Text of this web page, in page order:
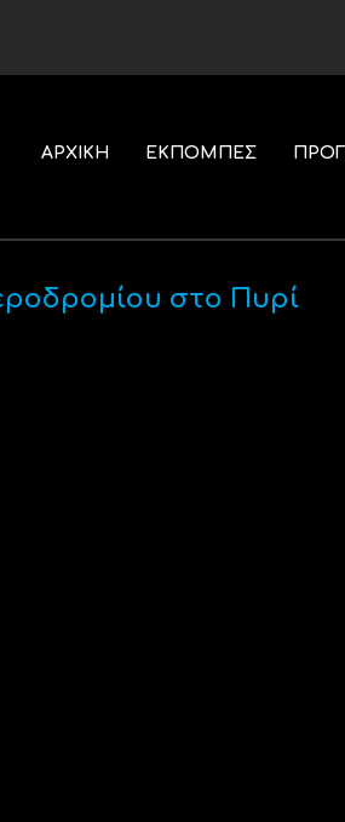
ΑΡΧΙΚΗ ΕΚΠΟΜΠΕΣ
στο Πυρί